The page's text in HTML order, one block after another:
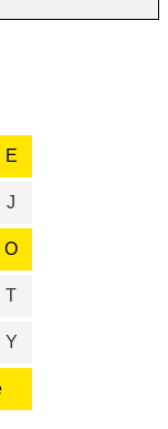
E
J
O
T
Y